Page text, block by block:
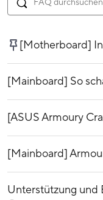
[Motherboard]
[Mainboard] So
[ASUS Armoury
[Mainboard]
Unterstützung und